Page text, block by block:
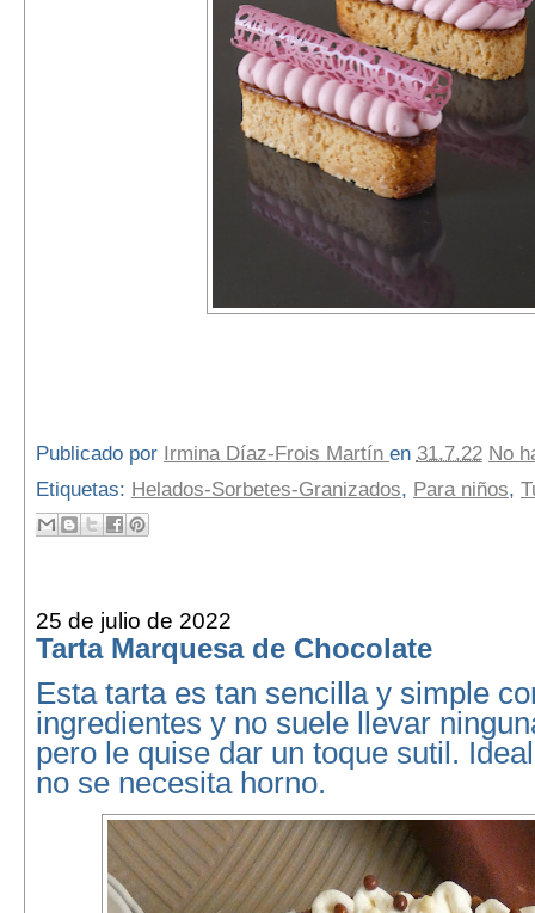
Publicado por Irmina Díaz-Frois Martín en 31.7.22 No
Etiquetas: Helados-Sorbetes-Granizados, Para niños,
25 de julio de 2022
Tarta Marquesa de Chocolate
Esta tarta es tan sencilla y simple
ingredientes y no suele llevar
pero le quise dar un toque sutil.
no se necesita horno.